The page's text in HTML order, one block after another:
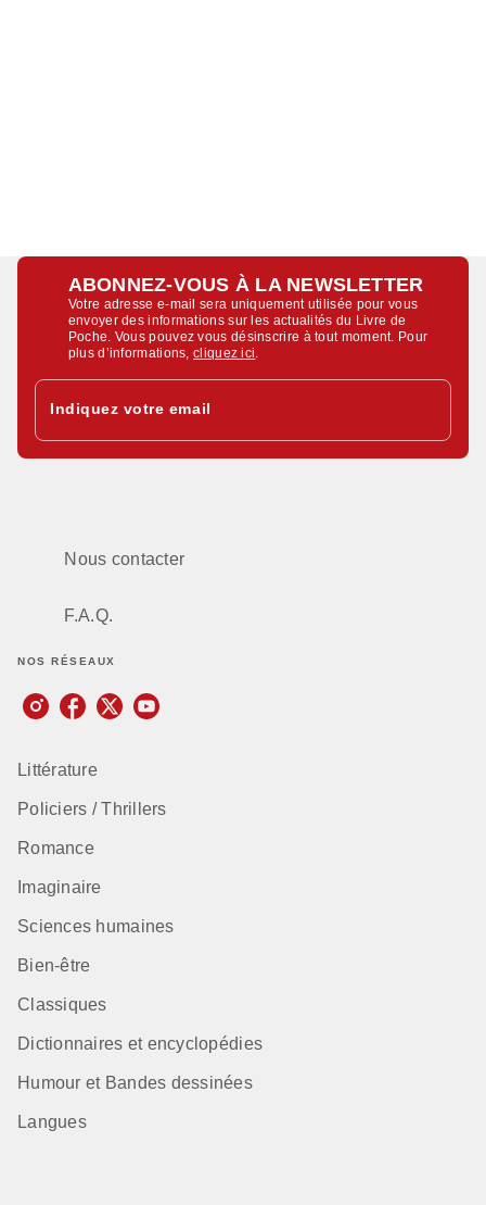
ABONNEZ-VOUS À LA NEWSLETTER
Votre adresse e-mail sera uniquement utilisée pour vous
envoyer des informations sur les actualités du Livre de
Poche. Vous pouvez vous désinscrire à tout moment. Pour
plus d’informations,cliquez ici
Indiquez votre email
Nous contacter
F.A.Q.
NOS RÉSEAUX
Littérature
Policiers / Thrillers
Romance
Imaginaire
Sciences humaines
Bien-être
Classiques
Dictionnaires et encyclopédies
Humour et Bandes dessinées
Langues